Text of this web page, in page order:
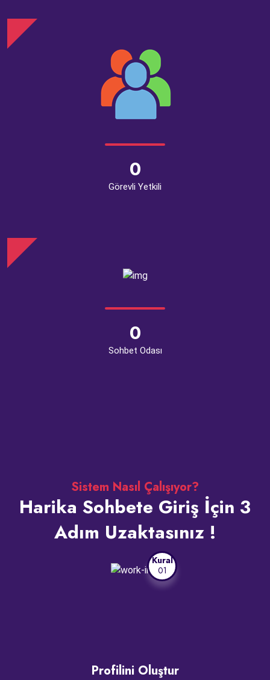
0
Görevli Yetkili
0
Sohbet Odası
Sistem Nasıl Çalışıyor?
Harika Sohbete Giriş İçin 3
Adım Uzaktasınız !
Kural
01
Profilini Oluştur